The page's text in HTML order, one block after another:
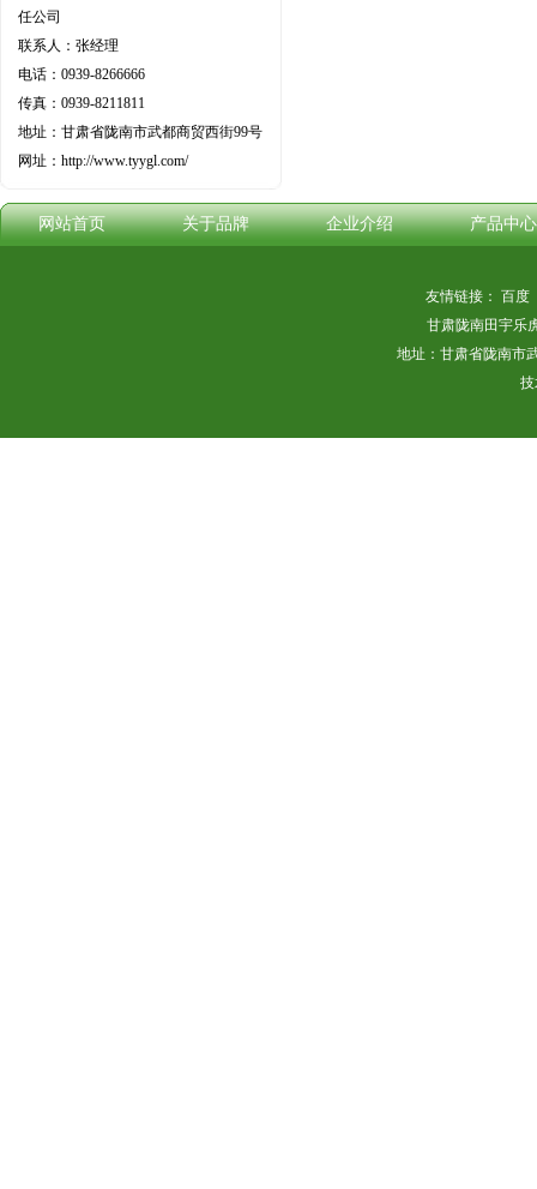
任公司
联系人：张经理
电话：0939-8266666
传真：0939-8211811
地址：甘肃省陇南市武都商贸西街99号
网址：http://www.tyygl.com/
网站首页 关于品牌 企业介绍 产品中心
友情链接： 百度
甘肃陇南田宇乐
地址：甘肃省陇南市